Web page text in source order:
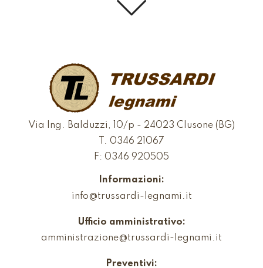
Via Ing. Balduzzi, 10/p - 24023 Clusone (BG)
T. 0346 21067
F: 0346 920505
Informazioni:
info@trussardi-legnami.it
Ufficio amministrativo:
amministrazione@trussardi-legnami.it
Preventivi: